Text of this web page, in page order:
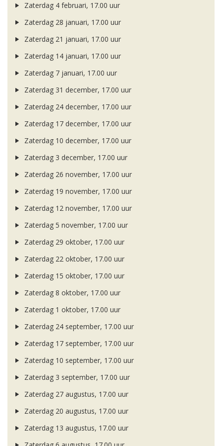
Zaterdag 4 februari, 17.00 uur
Zaterdag 28 januari, 17.00 uur
Zaterdag 21 januari, 17.00 uur
Zaterdag 14 januari, 17.00 uur
Zaterdag 7 januari, 17.00 uur
Zaterdag 31 december, 17.00 uur
Zaterdag 24 december, 17.00 uur
Zaterdag 17 december, 17.00 uur
Zaterdag 10 december, 17.00 uur
Zaterdag 3 december, 17.00 uur
Zaterdag 26 november, 17.00 uur
Zaterdag 19 november, 17.00 uur
Zaterdag 12 november, 17.00 uur
Zaterdag 5 november, 17.00 uur
Zaterdag 29 oktober, 17.00 uur
Zaterdag 22 oktober, 17.00 uur
Zaterdag 15 oktober, 17.00 uur
Zaterdag 8 oktober, 17.00 uur
Zaterdag 1 oktober, 17.00 uur
Zaterdag 24 september, 17.00 uur
Zaterdag 17 september, 17.00 uur
Zaterdag 10 september, 17.00 uur
Zaterdag 3 september, 17.00 uur
Zaterdag 27 augustus, 17.00 uur
Zaterdag 20 augustus, 17.00 uur
Zaterdag 13 augustus, 17.00 uur